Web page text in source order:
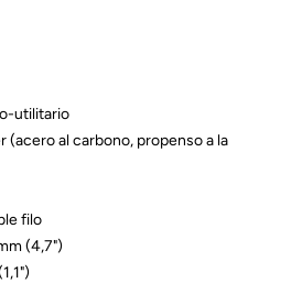
utilitario
(acero al carbono, propenso a la
filo
(4,7")